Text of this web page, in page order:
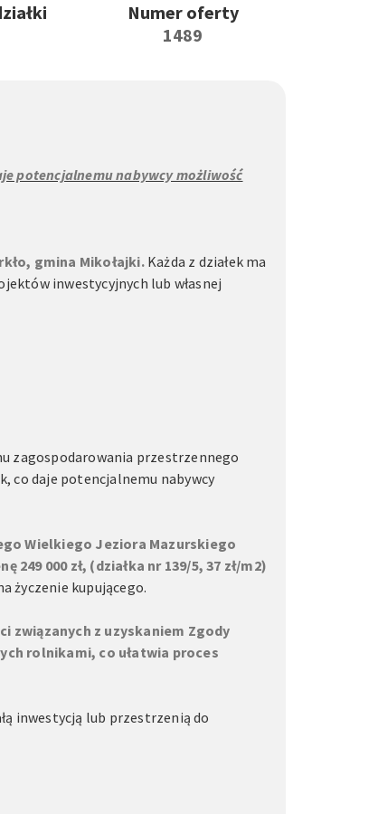
Numer oferty
1489
potencjalnemu nabywcy możliwość
gmina Mikołajki.Każda z działek ma
inwestycyjnych lub własnej
zagospodarowania przestrzennego
co daje potencjalnemu nabywcy
Wielkiego Jeziora Mazurskiego
249 000 zł, (działka nr 139/5, 37 zł/m2)
życzenie kupującego.
związanych z uzyskaniem Zgody
rolnikami, co ułatwia proces
inwestycją lub przestrzenią do